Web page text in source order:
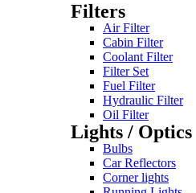
Filters
Air Filter
Cabin Filter
Coolant Filter
Filter Set
Fuel Filter
Hydraulic Filter
Oil Filter
Lights / Optics
Bulbs
Car Reflectors
Corner lights